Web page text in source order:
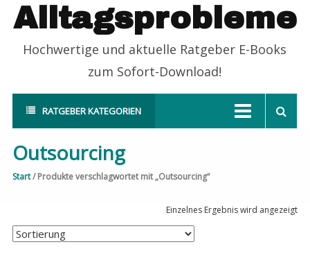
Alltagsprobleme
Hochwertige und aktuelle Ratgeber E-Books
zum Sofort-Download!
RATGEBER KATEGORIEN
Outsourcing
Start/ Produkte verschlagwortet mit „Outsourcing“
Einzelnes Ergebnis wird angezeigt